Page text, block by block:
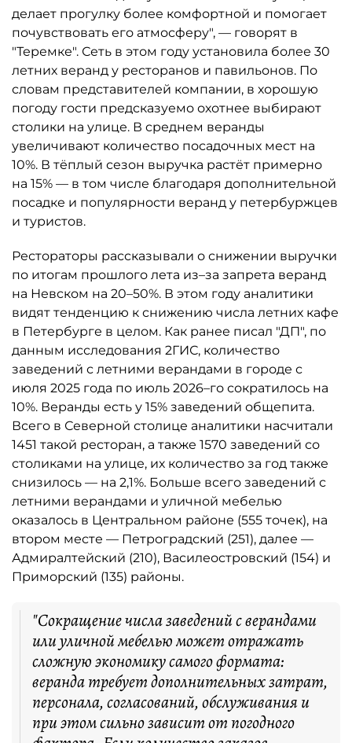
делает прогулку более комфортной и помогает
почувствовать его атмосферу", — говорят в
"Теремке". Сеть в этом году установила более 30
летних веранд у ресторанов и павильонов. По
словам представителей компании, в хорошую
погоду гости предсказуемо охотнее выбирают
столики на улице. В среднем веранды
увеличивают количество посадочных мест на
10%. В тёплый сезон выручка растёт примерно
на 15% — в том числе благодаря дополнительной
посадке и популярности веранд у петербуржцев
и туристов.
Рестораторы рассказывали о снижении выручки
по итогам прошлого лета из–за запрета веранд
на Невском на 20–50%. В этом году аналитики
видят тенденцию к снижению числа летних кафе
в Петербурге в целом. Как ранее писал "ДП", по
данным исследования 2ГИС, количество
заведений с летними верандами в городе с
июля 2025 года по июль 2026–го сократилось на
10%. Веранды есть у 15% заведений общепита.
Всего в Северной столице аналитики насчитали
1451 такой ресторан, а также 1570 заведений со
столиками на улице, их количество за год также
снизилось — на 2,1%. Больше всего заведений с
летними верандами и уличной мебелью
оказалось в Центральном районе (555 точек), на
втором месте — Петроградский (251), далее —
Адмиралтейский (210), Василеостровский (154) и
Приморский (135) районы.
"Сокращение числа заведений с верандами
или уличной мебелью может отражать
сложную экономику самого формата:
веранда требует дополнительных затрат,
персонала, согласований, обслуживания и
при этом сильно зависит от погодного